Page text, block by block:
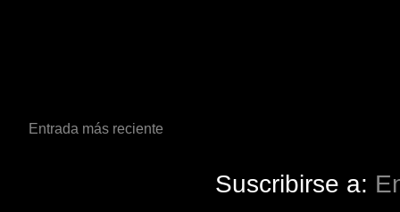
Entrada más reciente
Suscribirse a: